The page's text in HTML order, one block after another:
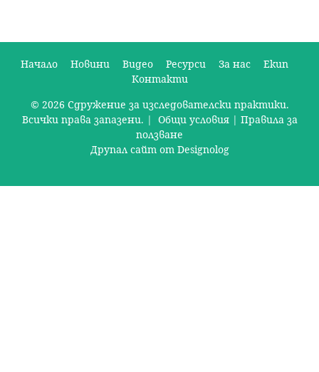
с
в
Начало Новини Видео Ресурси За нас
Екип
Контакти
© 2026 Сдружение за изследователски практики.
Всички права запазени. | Общи условия| Правила за
ползване
Друпал сайт от Designolog